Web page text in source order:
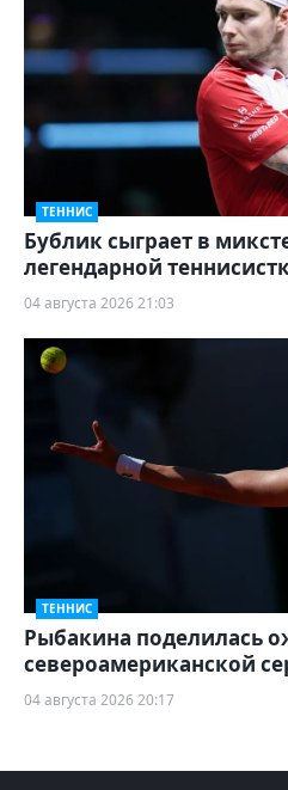
ТЕННИС
Бублик сыграет в
легендарной
04 августа 2026 21:03
ТЕННИС
Рыбакина поделилась
североамериканской
04 августа 2026 20:17